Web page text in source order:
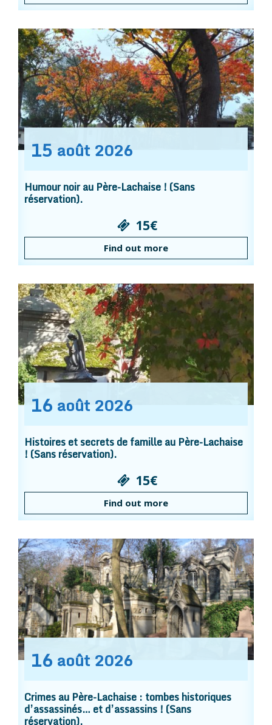
15 août 2026
Humour noir au Père-Lachaise ! (Sans
réservation).
15€
Find out more
16 août 2026
Histoires et secrets de famille au Père-Lachaise
! (Sans réservation).
15€
Find out more
16 août 2026
Crimes au Père-Lachaise : tombes historiques
d’assassinés… et d’assassins ! (Sans
réservation).